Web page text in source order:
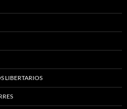
LIBERTARIOS